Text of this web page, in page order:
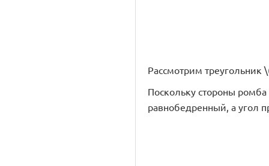
Рассмотрим
Поскольку стороны
равнобедренный, а угол